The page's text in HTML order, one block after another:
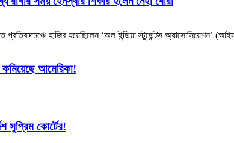
হাজির হয়েছিলেন ‘অল ইন্ডিয়া স্টুডেন্টস অ্যাসোসিয়েশন’
আমেরিকা!
সুপ্রিম কোর্টের!